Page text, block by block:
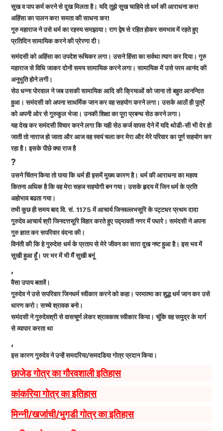
सुख व पाप कर्म करने से दुख मिलता है। यदि तुझे सुख चाहिये तो धर्म की आराधना कर!
अहिंसा का पालन कर! समता की साधना कर!
गुरु महाराज ने उसे धर्म का रहस्य समझाया। राग द्वेष से रहित होकर समभाव में रहते हुए
प्रतिदिन सामायिक करने की प्रेरणा दी।
समंदसी को अहिंसा का उपदेश रूचिकर लगा। उसने हिंसा का सर्वथा त्याग कर दिया। गुरु
महाराज से विधि जाकर दोनों समय सामायिक करने लगा। सामायिक में उसे परम आनंद की
अनुभूति होने लगी।
सेठ धन्ना पोरवाल ने जब उसकी सामायिक आदि की क्रियाओं को जाना तो बहुत आनन्दित
हुआ। समंदसी को अपना साधर्मिक जान कर वह सहयोग करने लगा। उसके आठों ही पुत्रें
को अपनी ओर से गुरुकुल भेजा। उनकी शिक्षा का पूरा प्रबन्ध सेठ करने लगा।
यह देख कर समंदसी विचार करने लगा कि यही सेठ कर्ज वापस देने में यदि थोडी-सी भी देर हो
जाती तो नाराज हो जाता और आज वह स्वयं चला कर मेरा और मेरे परिवार का पूर्ण सहयोग कर
रहा है। इसके पीछे क्या राज है
?
उसने चिंतन किया तो पाया कि धर्म ही इसमें मुख्य कारण है। धर्म की आराधना का महत्व
कितना अधिक है कि वह मेरा सहज सहयोगी बन गया। उसके हृदय में जिन धर्म के प्रति
अहोभाव बढता गया।
तभी कुछ ही समय बाद वि. सं. 1175 में आचार्य जिनवल्लभसूरि के पट्टधर प्रथम दादा
गुरुदेव आचार्य श्री जिनदत्तसूरि विहार करते हुए पद्मावती नगर में पधारे। समंदसी ने अपना
गुरु ज्ञात कर सपरिवार वंदना की।
विनंती की कि हे गुरुदेव! धर्म के प्रताप से मेरे जीवन का सारा दुख नष्ट हुआ है। इस भव में
सुखी हुआ हूँ। पर भर में भी मैं सुखी बनूं
वैसा उपाय बतावें।
गुरुदेव ने उसे सपरिवार जिनधर्म स्वीकार करने को कहा। परमात्मा का शुद्ध धर्म जान कर उसे
धारण करो। सच्चे श्रावक बनो।
समंदसी ने गुरुदेवश्री से वासचूर्ण लेकर श्रावकत्व स्वीकार किया। चूंकि वह समुद्र के मार्ग
से व्यापार करता था
इस कारण गुरुदेव ने उन्हें समदरिया/समदडिया गोत्र प्रदान किया।
छाजेड गोत्र का गौरवशाली इतिहास
कांकरिया गोत्र का इतिहास
मिन्नी/खजांची/भुगडी गोत्र का इतिहास